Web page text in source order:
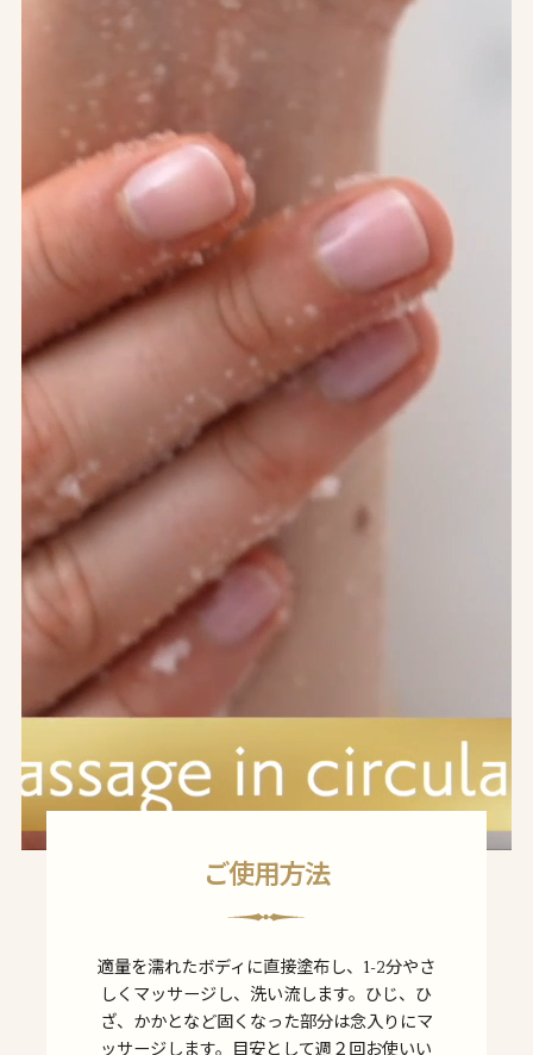
ご使用方法
適量を濡れたボディに直接塗布し、1-2分やさ
しくマッサージし、洗い流します。ひじ、ひ
ざ、かかとなど固くなった部分は念入りにマ
ッサージします。目安として週２回お使いい